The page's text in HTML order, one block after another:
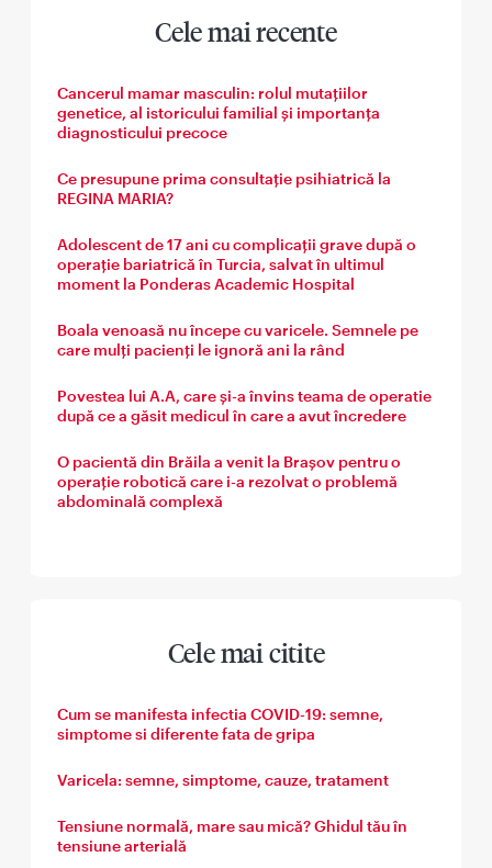
Cele mai recente
Cancerul mamar masculin: rolul mutațiilor
genetice, al istoricului familial și importanța
diagnosticului precoce
Ce presupune prima consultație psihiatrică la
REGINA MARIA?
Adolescent de 17 ani cu complicații grave după o
operație bariatrică în Turcia, salvat în ultimul
moment la Ponderas Academic Hospital
Boala venoasă nu începe cu varicele. Semnele pe
care mulți pacienți le ignoră ani la rând
Povestea lui A.A, care și-a învins teama de operatie
după ce a găsit medicul în care a avut încredere
O pacientă din Brăila a venit la Brașov pentru o
operație robotică care i-a rezolvat o problemă
abdominală complexă
Cele mai citite
Cum se manifesta infectia COVID-19: semne,
simptome si diferente fata de gripa
Varicela: semne, simptome, cauze, tratament
Tensiune normală, mare sau mică? Ghidul tău în
tensiune arterială